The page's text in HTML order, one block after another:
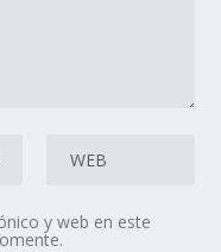
y web en este